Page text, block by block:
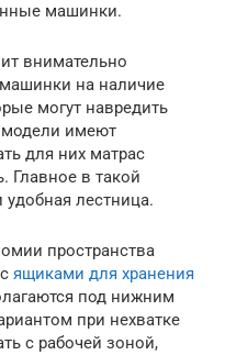
машинки.
внимательно
на наличие
могут навредить
модели имеют
для них матрас
Главное в такой
лестница.
пространства
ящиками для хранения
под нижним
при нехватке
с рабочей зоной,